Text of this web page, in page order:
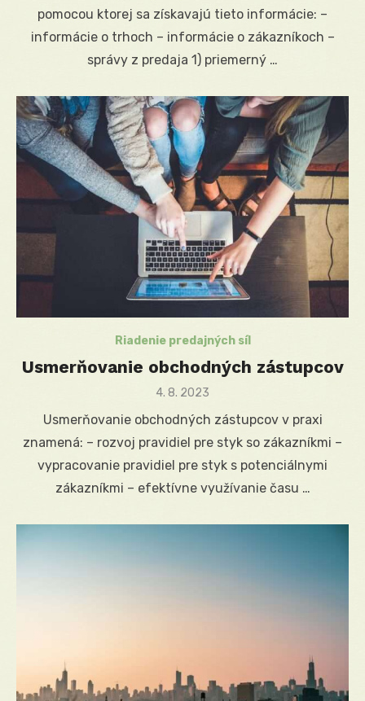
pomocou ktorej sa získavajú tieto informácie: –
informácie o trhoch – informácie o zákazníkoch –
správy z predaja 1) priemerný …
Riadenie predajných síl
Usmerňovanie obchodných zástupcov
Posted
4. 8. 2023
Usmerňovanie obchodných zástupcov v praxi
znamená: – rozvoj pravidiel pre styk so zákazníkmi –
vypracovanie pravidiel pre styk s potenciálnymi
zákazníkmi – efektívne využívanie času …